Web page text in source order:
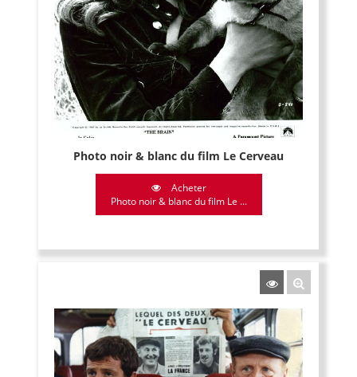
Photo noir & blanc du film Le Cerveau
Acheter
Photo noir & blanc du film Le ...